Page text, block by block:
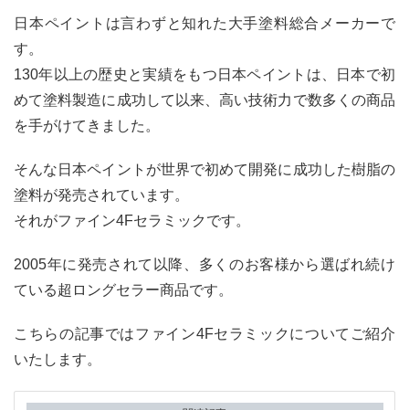
日本ペイントは言わずと知れた大手塗料総合メーカーで
す。
130年以上の歴史と実績をもつ日本ペイントは、日本で初
めて塗料製造に成功して以来、高い技術力で数多くの商品
を手がけてきました。
そんな日本ペイントが世界で初めて開発に成功した樹脂の
塗料が発売されています。
それがファイン4Fセラミックです。
2005年に発売されて以降、多くのお客様から選ばれ続け
ている超ロングセラー商品です。
こちらの記事ではファイン4Fセラミックについてご紹介
いたします。